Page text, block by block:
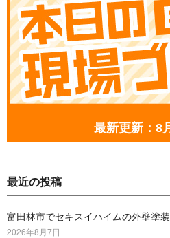
最新更新：8
最近の投稿
富田林市でセキスイハイムの外壁塗
2026年8月7日